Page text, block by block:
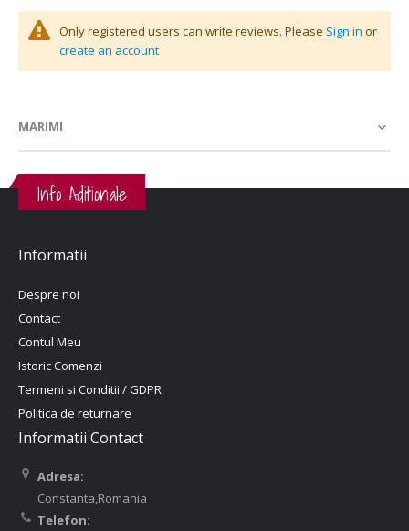
Only registered users can write reviews. Please Sign in or
create an account
MARIMI
Info Aditionale
Informatii
Despre noi
Contact
Contul Meu
Istoric Comenzi
Termeni si Conditii / GDPR
Politica de returnare
Informatii Contact
Adresa:
Constanta,Romania
Telefon: